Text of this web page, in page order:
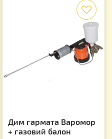
Дим гармата Варомор
+ газовий балон